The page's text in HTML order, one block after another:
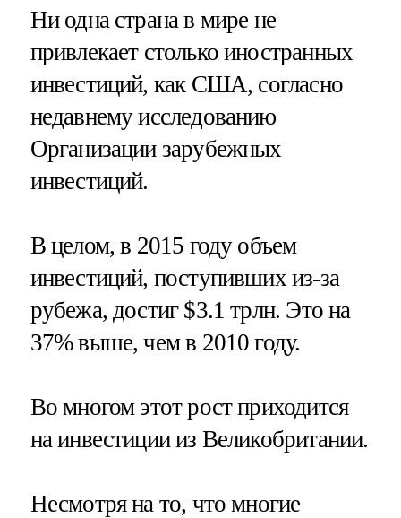
Ни одна страна в мире не
привлекает столько иностранных
инвестиций, как США, согласно
недавнему исследованию
Организации зарубежных
инвестиций.
В целом, в 2015 году объем
инвестиций, поступивших из-за
рубежа, достиг $3.1 трлн. Это на
37% выше, чем в 2010 году.
Во многом этот рост приходится
на инвестиции из Великобритании.
Несмотря на то, что многие